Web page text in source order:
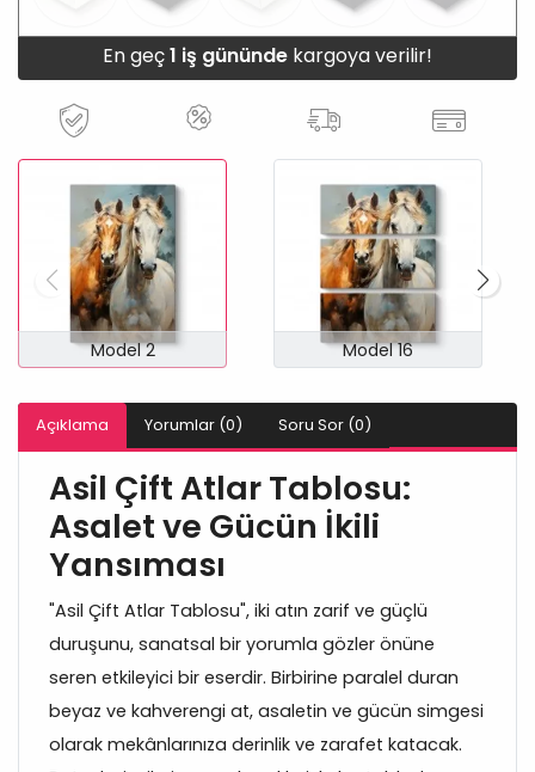
En geç1 iş gününde kargoya verilir!
Model 2 Model 16
Açıklama Yorumlar (0) Soru Sor (0)
Asil Çift Atlar Tablosu:
Asalet ve Gücün İkili
Yansıması
"Asil Çift Atlar Tablosu", iki atın zarif ve güçlü
duruşunu, sanatsal bir yorumla gözler önüne
seren etkileyici bir eserdir. Birbirine paralel duran
beyaz ve kahverengi at, asaletin ve gücün simgesi
olarak mekânlarınıza derinlik ve zarafet katacak.